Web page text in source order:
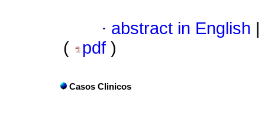
· abstract in English
(
pdf )
Casos Clinicos